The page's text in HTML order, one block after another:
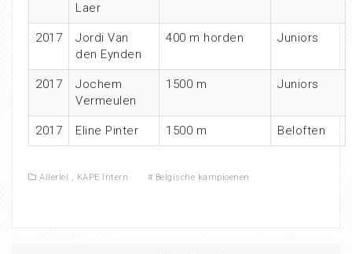
Laer
2017
Jordi Van
den Eynden
400 m horden Juniors
2017
Jochem
Vermeulen
1500 m Juniors
2017 Eline Pinter 1500 m Beloften
Allerlei , KAPE Intern # Belgische kampioenen